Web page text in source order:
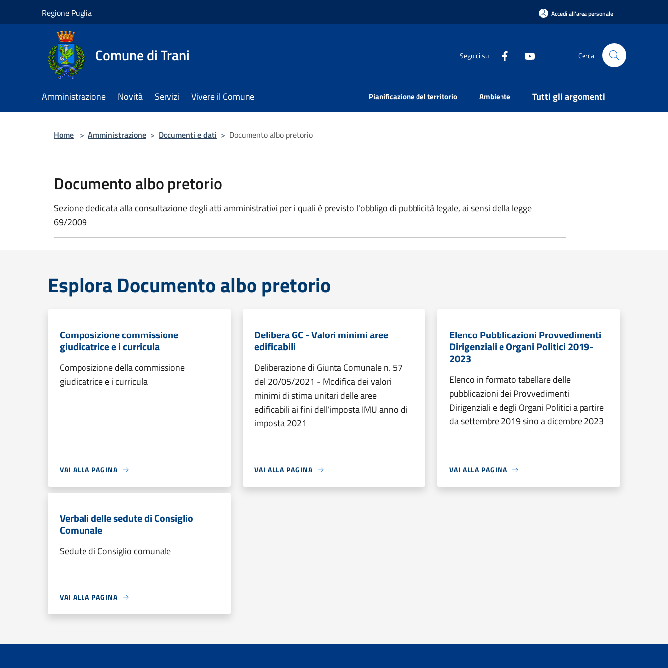
Regione Puglia Accedi all'area personale
Comune di Trani Seguici su Cerca
Amministrazione Novità Servizi Vivere il Comune Pianificazione del territorio Ambiente Tutti gli argomenti
Home > Amministrazione > Documenti e dati > Documento albo pretorio
Documento albo pretorio
Sezione dedicata alla consultazione degli atti amministrativi per i quali è previsto l'obbligo di pubblicità legale, ai sensi della legge
69/2009
Esplora Documento albo pretorio
Composizione commissione
giudicatrice e i curricula
Composizione della commissione
giudicatrice e i curricula
VAI ALLA PAGINA
Delibera GC - Valori minimi aree
edificabili
Deliberazione di Giunta Comunale n. 57
del 20/05/2021 - Modifica dei valori
minimi di stima unitari delle aree
edificabili ai fini dell’imposta IMU anno di
imposta 2021
VAI ALLA PAGINA
Elenco Pubblicazioni Provvedimenti
Dirigenziali e Organi Politici 2019-
2023
Elenco in formato tabellare delle
pubblicazioni dei Provvedimenti
Dirigenziali e degli Organi Politici a partire
da settembre 2019 sino a dicembre 2023
VAI ALLA PAGINA
Verbali delle sedute di Consiglio
Comunale
Sedute di Consiglio comunale
VAI ALLA PAGINA